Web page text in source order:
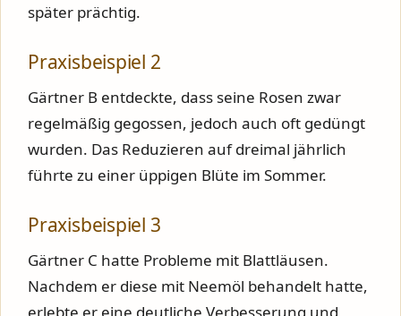
später prächtig.
Praxisbeispiel 2
Gärtner B entdeckte, dass seine Rosen zwar
regelmäßig gegossen, jedoch auch oft gedüngt
wurden. Das Reduzieren auf dreimal jährlich
führte zu einer üppigen Blüte im Sommer.
Praxisbeispiel 3
Gärtner C hatte Probleme mit Blattläusen.
Nachdem er diese mit Neemöl behandelt hatte,
erlebte er eine deutliche Verbesserung und